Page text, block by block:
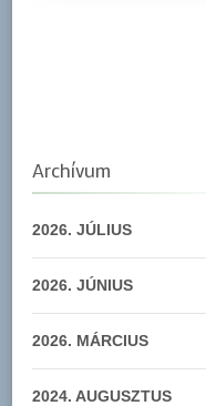
Archívum
2026. JÚLIUS
2026. JÚNIUS
2026. MÁRCIUS
2024. AUGUSZTUS